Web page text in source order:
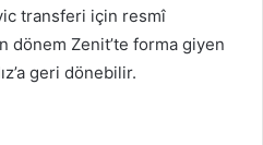
transferi için resmî
dönem Zenit’te forma giyen
geri dönebilir.